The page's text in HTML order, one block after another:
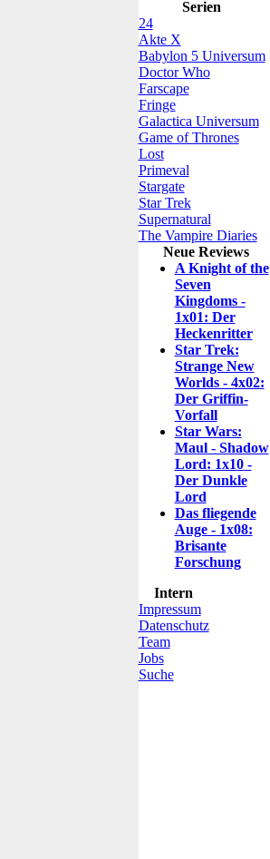
Serien
24
Akte X
Babylon 5 Universum
Doctor Who
Farscape
Fringe
Galactica Universum
Game of Thrones
Lost
Primeval
Stargate
Star Trek
Supernatural
The Vampire Diaries
Neue Reviews
A Knight of the
Seven
Kingdoms -
1x01: Der
Heckenritter
Star Trek:
Strange New
Worlds - 4x02:
Der Griffin-
Vorfall
Star Wars:
Maul - Shadow
Lord: 1x10 -
Der Dunkle
Lord
Das fliegende
Auge - 1x08:
Brisante
Forschung
Intern
Impressum
Datenschutz
Team
Jobs
Suche